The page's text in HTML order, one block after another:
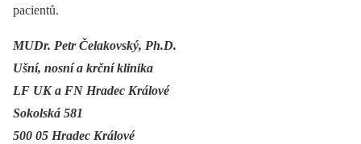
pacientů.
MUDr. Petr Čelakovský, Ph.D.
Ušní, nosní a krční klinika
LF UK a FN Hradec Králové
Sokolská 581
500 05 Hradec Králové